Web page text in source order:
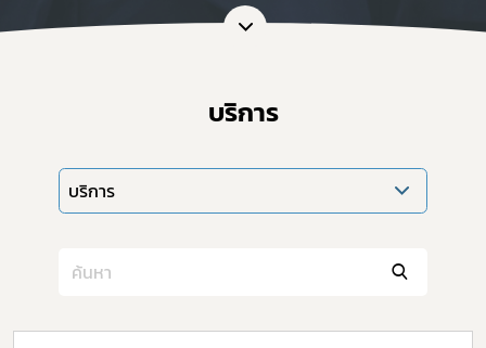
บริการ
บริการ Subscribe
เลือกหัวข้อที่ท่านต้องการ Subscribe